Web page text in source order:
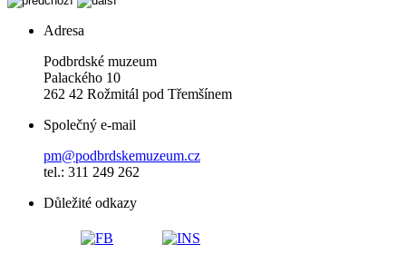
Adresa
Podbrdské muzeum
Palackého 10
262 42 Rožmitál pod Třemšínem
Společný e-mail
pm@podbrdskemuzeum.cz
tel.: 311 249 262
Důležité odkazy